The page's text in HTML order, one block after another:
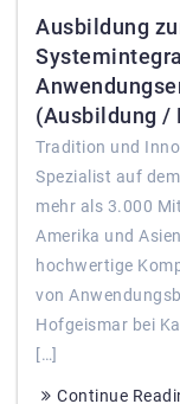
Ausbildung
(Ausbildung /
Tradition und
Spezialist auf
mehr als 3.000
Amerika und
hochwertige
von
Hofgeismar bei
[…]
Continue